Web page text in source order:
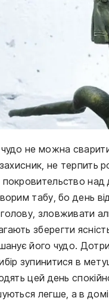
не можна
не терпить
покровительство
табу, бо день
зловживати
зберегти
його чудо.
зупинитися в
цей день
легше, а в